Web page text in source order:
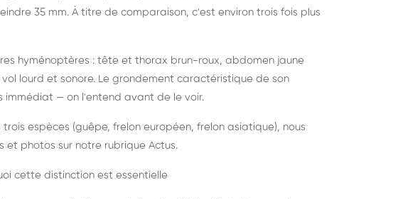
35 mm. À titre de comparaison, c'est environ trois fois plus
hyménoptères : tête et thorax brun-roux, abdomen jaune
lourd et sonore. Le grondement caractéristique de son
— on l'entend avant de le voir.
espèces (guêpe, frelon européen, frelon asiatique), nous
photos sur notre rubrique Actus.
cette distinction est essentielle